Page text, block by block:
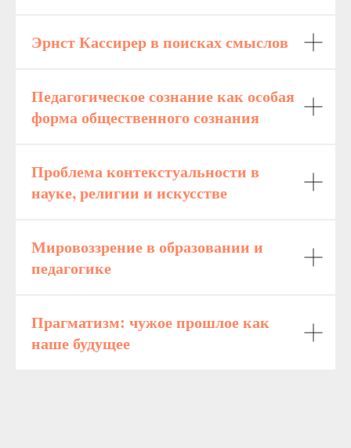
Эрнст Кассирер в поисках смыслов
Педагогическое сознание как особая
форма общественного сознания
Проблема контекстуальности в
науке, религии и искусстве
Мировоззрение в образовании и
педагогике
Прагматизм: чужое прошлое как
наше будущее